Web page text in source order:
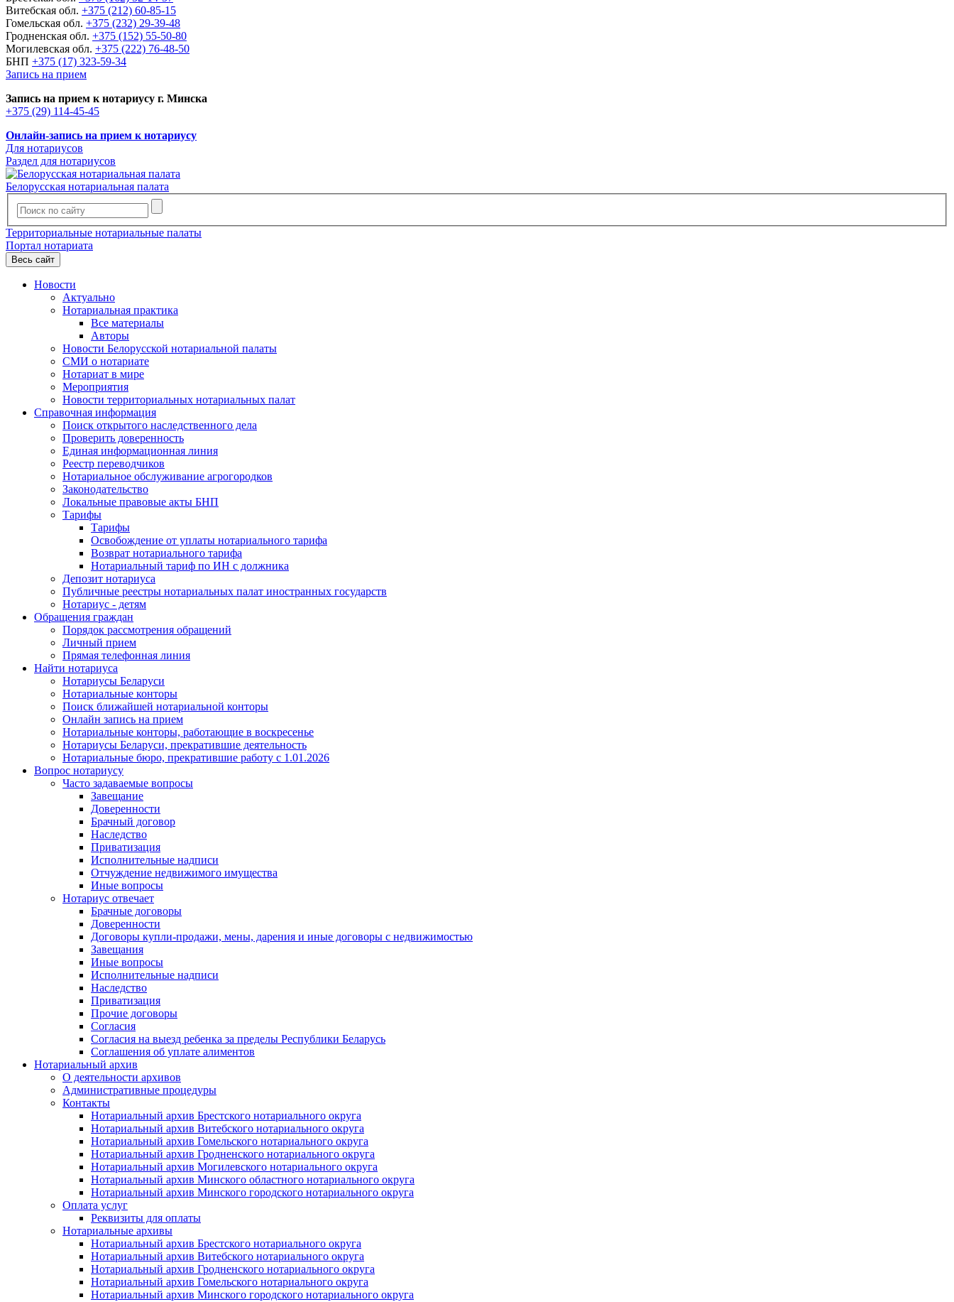
Витебская обл. +375 (212) 60-85-15
Гомельская обл. +375 (232) 29-39-48
Гродненская обл. +375 (152) 55-50-80
Могилевская обл. +375 (222) 76-48-50
БНП +375 (17) 323-59-34
Запись на прием
Запись на прием к нотариусу г. Минска
+375 (29) 114-45-45
Онлайн-запись на прием к нотариусу
Для нотариусов
Раздел для нотариусов
Белорусская нотариальная палата
Территориальные нотариальные палаты
Портал нотариата
Весь сайт
Новости
Актуально
Нотариальная практика
Все материалы
Авторы
Новости Белорусской нотариальной палаты
СМИ о нотариате
Нотариат в мире
Мероприятия
Новости территориальных нотариальных палат
Справочная информация
Поиск открытого наследственного дела
Проверить доверенность
Единая информационная линия
Реестр переводчиков
Нотариальное обслуживание агрогородков
Законодательство
Локальные правовые акты БНП
Тарифы
Тарифы
Освобождение от уплаты нотариального тарифа
Возврат нотариального тарифа
Нотариальный тариф по ИН с должника
Депозит нотариуса
Публичные реестры нотариальных палат иностранных государств
Нотариус - детям
Обращения граждан
Порядок рассмотрения обращений
Личный прием
Прямая телефонная линия
Найти нотариуса
Нотариусы Беларуси
Нотариальные конторы
Поиск ближайшей нотариальной конторы
Онлайн запись на прием
Нотариальные конторы, работающие в воскресенье
Нотариусы Беларуси, прекратившие деятельность
Нотариальные бюро, прекратившие работу с 1.01.2026
Вопрос нотариусу
Часто задаваемые вопросы
Завещание
Доверенности
Брачный договор
Наследство
Приватизация
Исполнительные надписи
Отчуждение недвижимого имущества
Иные вопросы
Нотариус отвечает
Брачные договоры
Доверенности
Договоры купли-продажи, мены, дарения и иные договоры с недвижимостью
Завещания
Иные вопросы
Исполнительные надписи
Наследство
Приватизация
Прочие договоры
Согласия
Согласия на выезд ребенка за пределы Республики Беларусь
Соглашения об уплате алиментов
Нотариальный архив
О деятельности архивов
Административные процедуры
Контакты
Нотариальный архив Брестского нотариального округа
Нотариальный архив Витебского нотариального округа
Нотариальный архив Гомельского нотариального округа
Нотариальный архив Гродненского нотариального округа
Нотариальный архив Могилевского нотариального округа
Нотариальный архив Минского областного нотариального округа
Нотариальный архив Минского городского нотариального округа
Оплата услуг
Реквизиты для оплаты
Нотариальные архивы
Нотариальный архив Брестского нотариального округа
Нотариальный архив Витебского нотариального округа
Нотариальный архив Гродненского нотариального округа
Нотариальный архив Гомельского нотариального округа
Нотариальный архив Минского городского нотариального округа